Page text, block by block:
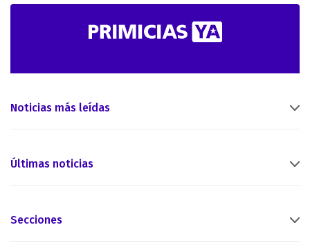
Noticias más leídas
Últimas noticias
Secciones